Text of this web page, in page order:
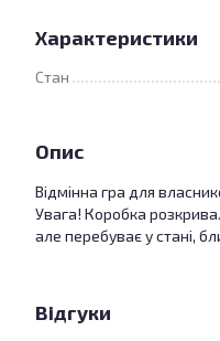
Характеристики
Стан
Опис
Відмінна гра для
Увага! Коробка
але перебуває у стані,
Відгуки